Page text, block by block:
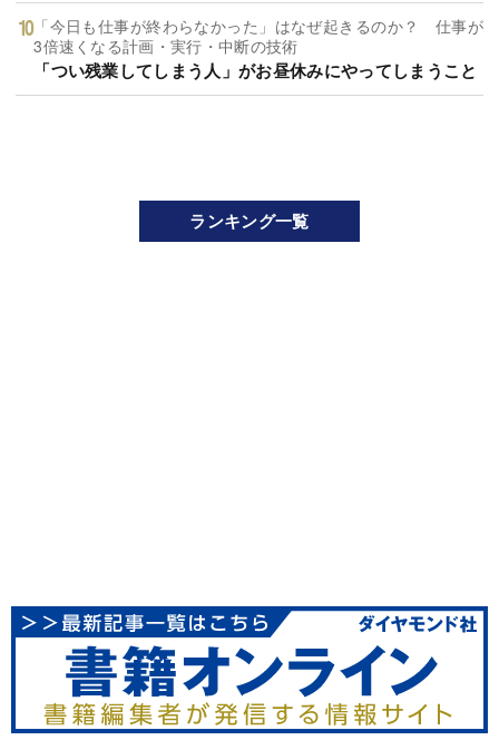
「今日も仕事が終わらなかった」はなぜ起きるのか？ 仕事が
3倍速くなる計画・実行・中断の技術
「つい残業してしまう人」がお昼休みにやってしまうこと
ランキング一覧